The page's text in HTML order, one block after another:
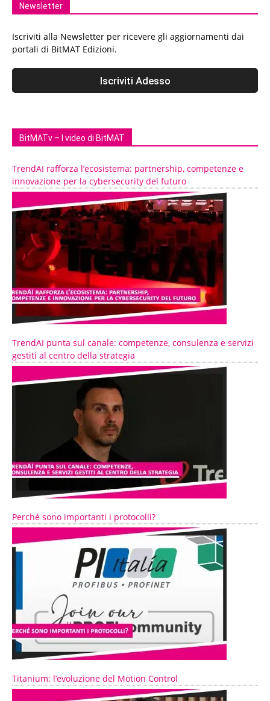
Newsletter
Iscriviti alla Newsletter per ricevere gli aggiornamenti dai
portali di BitMAT Edizioni.
BitMATv – I video di BitMAT
TrendAI rafforza l’ecosistema: partnership, competenze e
innovazione per la cybersecurity del futuro
TrendAI punta sul canale: competenze, consulenza e servizi
gestiti al centro della strategia
Perché sono importanti i protocolli?
Titanium: l’evoluzione del Motion Control